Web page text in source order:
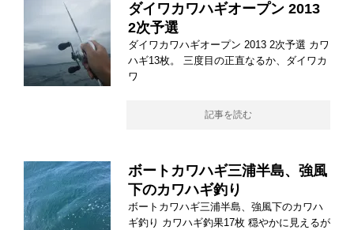
ダイワカワハギオープン 2013
2次予選
ダイワカワハギオープン 2013 2次予選 カワ
ハギ13枚。 三度目の正直なるか、ダイワカ
ワ
記事を読む
ボートカワハギ三浦半島、強風
下のカワハギ釣り
ボートカワハギ三浦半島、強風下のカワハ
ギ釣り カワハギ釣果17枚 穏やかに見えるが